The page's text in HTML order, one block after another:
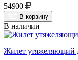
54900
В корзину
В наличии
Жилет утяжеляющий